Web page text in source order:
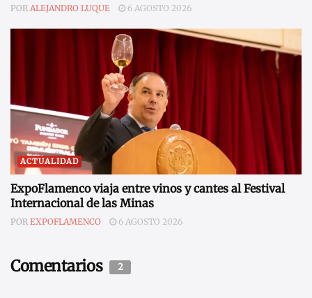
POR ALEJANDRO LUQUE 6 AGOSTO 2026
ACTUALIDAD
ExpoFlamenco viaja entre vinos y cantes al Festival
Internacional de las Minas
POR EXPOFLAMENCO 6 AGOSTO 2026
Comentarios 2